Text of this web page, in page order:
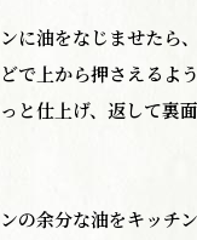
に油をなじませたら
で上から押さえるよ
と仕上げ、返して裏
の余分な油をキッチ